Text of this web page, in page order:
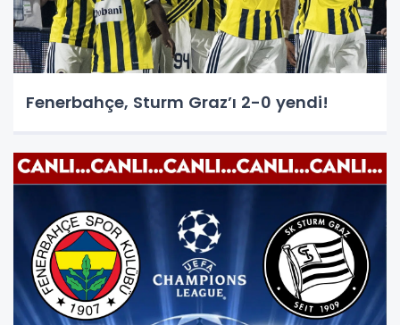
Fenerbahçe, Sturm Graz’ı 2-0 yendi!